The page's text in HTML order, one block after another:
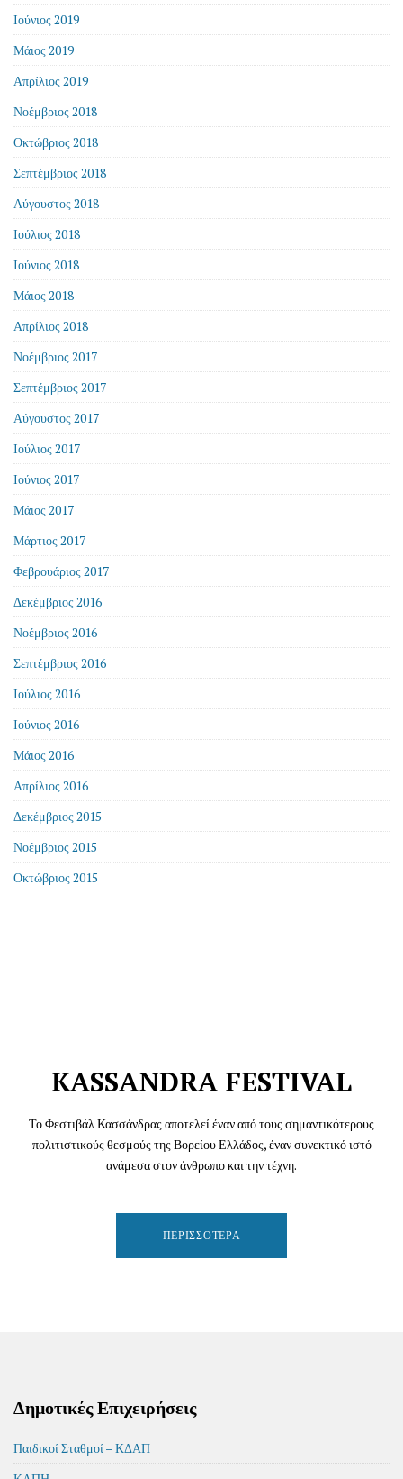
Ιούνιος 2019
Μάιος 2019
Απρίλιος 2019
Νοέμβριος 2018
Οκτώβριος 2018
Σεπτέμβριος 2018
Αύγουστος 2018
Ιούλιος 2018
Ιούνιος 2018
Μάιος 2018
Απρίλιος 2018
Νοέμβριος 2017
Σεπτέμβριος 2017
Αύγουστος 2017
Ιούλιος 2017
Ιούνιος 2017
Μάιος 2017
Μάρτιος 2017
Φεβρουάριος 2017
Δεκέμβριος 2016
Νοέμβριος 2016
Σεπτέμβριος 2016
Ιούλιος 2016
Ιούνιος 2016
Μάιος 2016
Απρίλιος 2016
Δεκέμβριος 2015
Νοέμβριος 2015
Οκτώβριος 2015
KASSANDRA FESTIVAL
Το Φεστιβάλ Κασσάνδρας αποτελεί έναν από τους σημαντικότερους
πολιτιστικούς θεσμούς της Βορείου Ελλάδος, έναν συνεκτικό ιστό
ανάμεσα στον άνθρωπο και την τέχνη.
ΠΕΡΙΣΣΌΤΕΡΑ
Δημοτικές Επιχειρήσεις
Παιδικοί Σταθμοί – ΚΔΑΠ